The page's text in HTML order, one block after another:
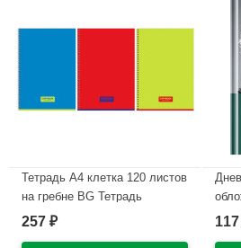
Тетрадь А4 клетка 120 листов
на гребне BG Тетрадь
глянцевая ламинация ассорти
257 ₽ 117